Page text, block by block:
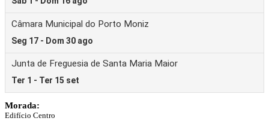
Morada:
Edifício Centro